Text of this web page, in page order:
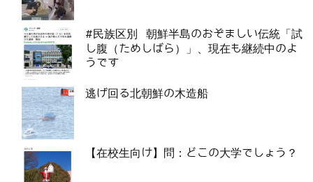
#民族区別 朝鮮半島のおぞましい伝統「試
し腹（ためしばら）」、現在も継続中のよ
うです
逃げ回る北朝鮮の木造船
【在校生向け】問：どこの大学でしょう？